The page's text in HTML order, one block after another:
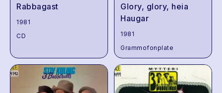
Rabbagast
1981
CD
Glory, glory, heia
Haugar
1981
Grammofonplate